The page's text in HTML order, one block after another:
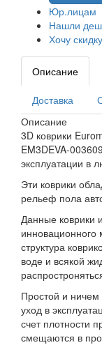
Юр.лицам
Нашли
Хочу
Описание
Доставка
Описание
3D коврики
EM3DEVA-
эксплуатации в
Эти коврики
рельеф пола
Данные коврики
структура
воде и всякой
Простой и
уход в
счет плотности
смещаются в